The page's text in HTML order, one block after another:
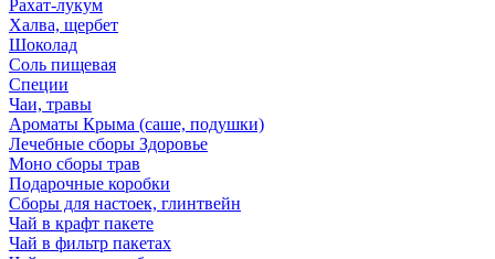
Рахат-лукум
Халва, щербет
Шоколад
Соль пищевая
Специи
Чаи, травы
Ароматы Крыма (саше, подушки)
Лечебные сборы Здоровье
Моно сборы трав
Подарочные коробки
Сборы для настоек, глинтвейн
Чай в крафт пакете
Чай в фильтр пакетах